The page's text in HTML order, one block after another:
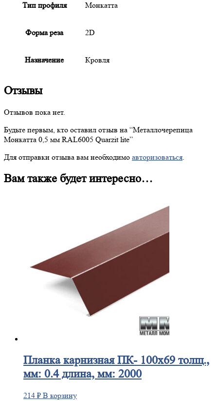
Тип профиля Монкатта
Форма реза 2D
Назначение Кровля
Отзывы
Отзывов пока нет.
Будьте первым, кто оставил отзыв на “Металлочерепица
Монкатта 0,5 мм RAL6005 Quarzit lite”
Для отправки отзыва вам необходимо авторизоваться
Вам также будет интересно…
Планкакарнизная ПК- 100х69 толщ.,
мм: 0.4 длина, мм: 2000
214 ₽ В корзину